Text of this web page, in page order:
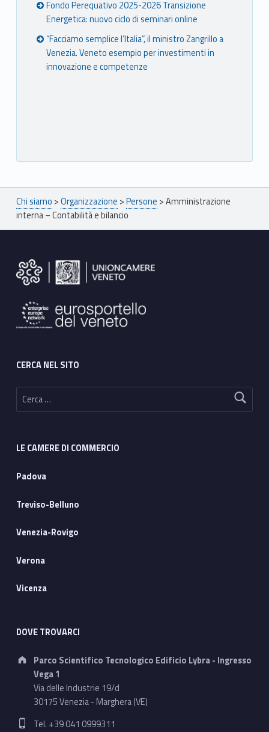
o
r
d
i
a
t
e
Fondo Perequativo 2025-2026 Transizione
Energetica: nuovo ciclo di seminari online
“Facciamo semplice l’Italia”, il ministro Zangrillo a
Venezia. Veneto esempio per investimenti in
innovazione e competenze
Breadcrumbs navigation
Chi siamo >Organizzazione >Persone >Amministrazione
interna – Contabilità e bilancio
CERCA NEL SITO
Ricerca per:
LE CAMERE DI COMMERCIO
Padova
Treviso-Belluno
Venezia-Rovigo
Verona
Vicenza
DOVE TROVARCI
Address:
Parco Scientifico Tecnologico Edificio Lybra - Ingresso
Vega 1
Via delle Industrie 19/d
30175 Venezia - Marghera (VE)
Phone number:
Tel. +39 041 0999311